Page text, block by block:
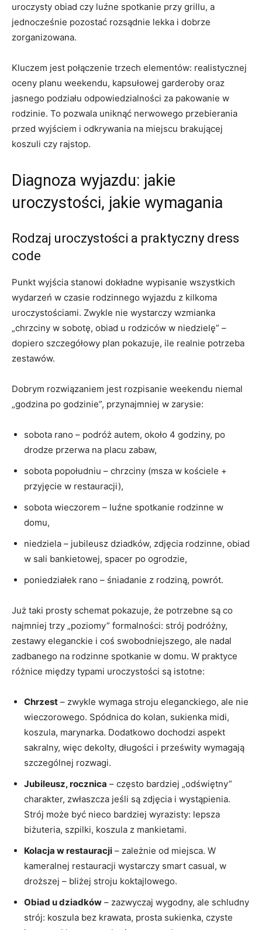
uroczysty obiad czy luźne spotkanie przy grillu, a
jednocześnie pozostać rozsądnie lekka i dobrze
zorganizowana.
Kluczem jest połączenie trzech elementów: realistycznej
oceny planu weekendu, kapsułowej garderoby oraz
jasnego podziału odpowiedzialności za pakowanie w
rodzinie. To pozwala uniknąć nerwowego przebierania
przed wyjściem i odkrywania na miejscu brakującej
koszuli czy rajstop.
Diagnoza wyjazdu: jakie
uroczystości, jakie wymagania
Rodzaj uroczystości a praktyczny dress
code
Punkt wyjścia stanowi dokładne wypisanie wszystkich
wydarzeń w czasie rodzinnego wyjazdu z kilkoma
uroczystościami. Zwykle nie wystarczy wzmianka
„chrzciny w sobotę, obiad u rodziców w niedzielę” –
dopiero szczegółowy plan pokazuje, ile realnie potrzeba
zestawów.
Dobrym rozwiązaniem jest rozpisanie weekendu niemal
„godzina po godzinie”, przynajmniej w zarysie:
sobota rano – podróż autem, około 4 godziny, po
drodze przerwa na placu zabaw,
sobota popołudniu – chrzciny (msza w kościele +
przyjęcie w restauracji),
sobota wieczorem – luźne spotkanie rodzinne w
domu,
niedziela – jubileusz dziadków, zdjęcia rodzinne, obiad
w sali bankietowej, spacer po ogrodzie,
poniedziałek rano – śniadanie z rodziną, powrót.
Już taki prosty schemat pokazuje, że potrzebne są co
najmniej trzy „poziomy” formalności: strój podróżny,
zestawy eleganckie i coś swobodniejszego, ale nadal
zadbanego na rodzinne spotkanie w domu. W praktyce
różnice między typami uroczystości są istotne:
Chrzest – zwykle wymaga stroju eleganckiego, ale nie
wieczorowego. Spódnica do kolan, sukienka midi,
koszula, marynarka. Dodatkowo dochodzi aspekt
sakralny, więc dekolty, długości i prześwity wymagają
szczególnej rozwagi.
Jubileusz, rocznica – często bardziej „odświętny”
charakter, zwłaszcza jeśli są zdjęcia i wystąpienia.
Strój może być nieco bardziej wyrazisty: lepsza
biżuteria, szpilki, koszula z mankietami.
Kolacja w restauracji – zależnie od miejsca. W
kameralnej restauracji wystarczy smart casual, w
droższej – bliżej stroju koktajlowego.
Obiad u dziadków – zazwyczaj wygodny, ale schludny
strój: koszula bez krawata, prosta sukienka, czyste